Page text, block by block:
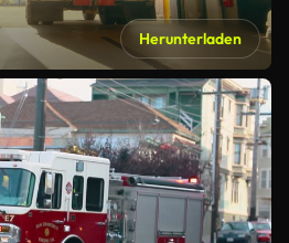
Herunterladen